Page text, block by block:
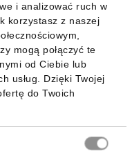
i analizować ruch w
korzystasz z naszej
mogą połączyć te
od Ciebie lub
usług. Dzięki Twojej
do Twoich
mobilną: